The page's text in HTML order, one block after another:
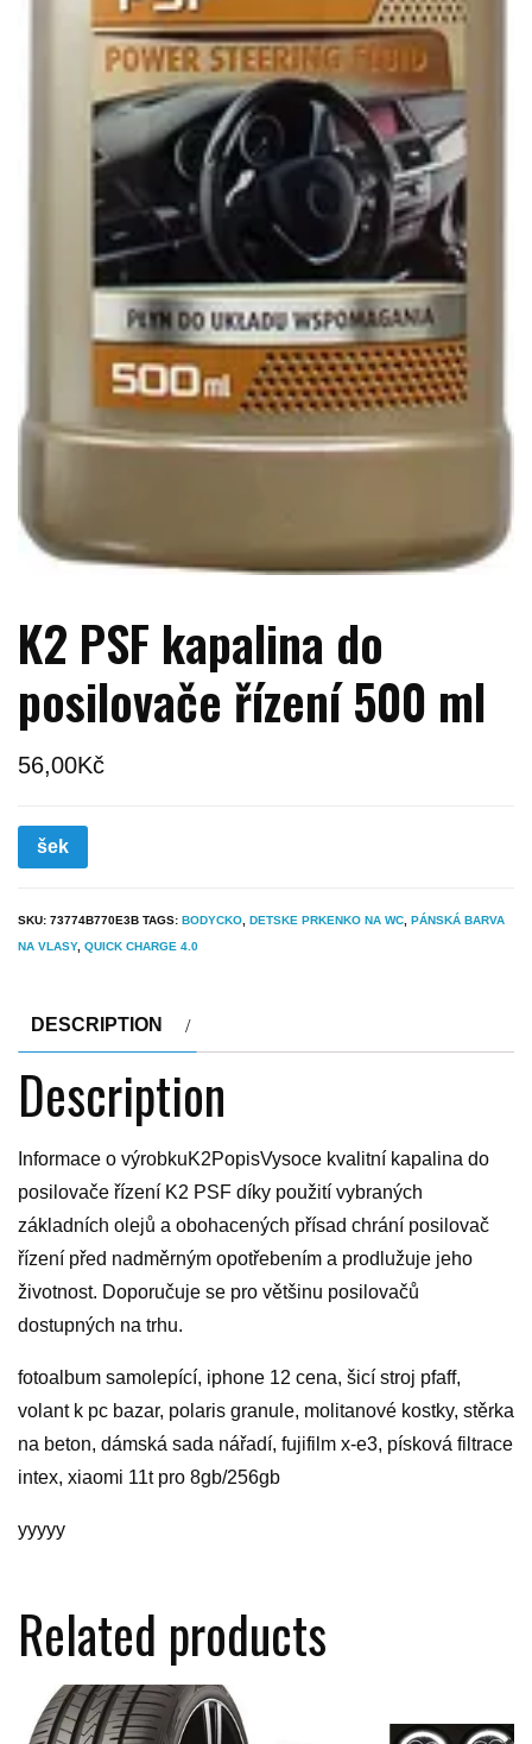
K2 PSF kapalina do
posilovače řízení 500 ml
56,00Kč
šek
SKU: 73774B770E3B TAGS: BODYCKO, DETSKE PRKENKO NA WC, PÁNSKÁ BARVA
NA VLASY, QUICK CHARGE 4.0
DESCRIPTION
Description
Informace o výrobkuK2PopisVysoce kvalitní kapalina do
posilovače řízení K2 PSF díky použití vybraných
základních olejů a obohacených přísad chrání posilovač
řízení před nadměrným opotřebením a prodlužuje jeho
životnost. Doporučuje se pro většinu posilovačů
dostupných na trhu.
fotoalbum samolepící, iphone 12 cena, šicí stroj pfaff,
volant k pc bazar, polaris granule, molitanové kostky, stěrka
na beton, dámská sada nářadí, fujifilm x-e3, písková filtrace
intex, xiaomi 11t pro 8gb/256gb
yyyyy
Related products